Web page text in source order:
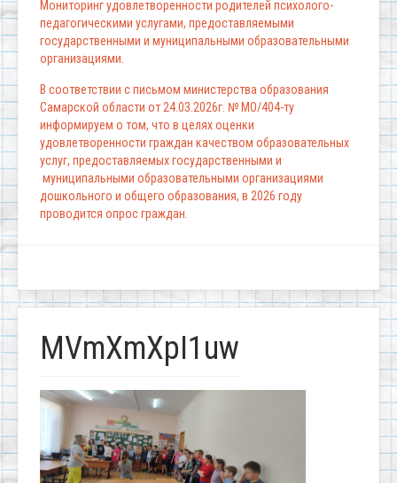
Мониторинг удовлетворенности родителей психолого-
педагогическими услугами, предоставляемыми
государственными и муниципальными образовательными
организациями.
В соответствии с письмом министерства образования
Самарской области от 24.03.2026г. № МО/404-ту
информируем о том, что в целях оценки
удовлетворенности граждан качеством образовательных
услуг, предоставляемых государственными и
муниципальными образовательными организациями
дошкольного и общего образования, в 2026 году
проводится опрос граждан.
MVmXmXpI1uw